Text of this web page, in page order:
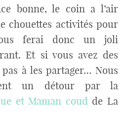
bonne, le coin a l’air
chouettes activités pour
ferai donc un joli
Et si vous avez des
pas à les partager… Nous
un détour par la
et Maman coudde La